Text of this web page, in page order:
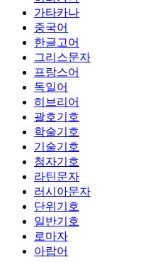
가타카나
중국어
한글고어
그리스문자
프랑스어
독일어
히브리어
괄호기호
학술기호
기술기호
첨자기호
라틴문자
러시아문자
단위기호
일반기호
로마자
아랍어